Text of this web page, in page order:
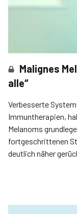
Malignes
alle“
Verbesserte
Immuntherapien, haben
Melanoms grundlegend
fortgeschrittenen
deutlich näher